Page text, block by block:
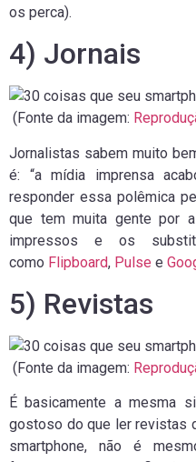
os perca).
4) Jornais
(Fonte da imagem:
Jornalistas sabem muito
é: “a mídia imprensa
responder essa polêmica
que tem muita gente por
impressos e os
como Flipboard, Pulse e
5) Revistas
(Fonte da imagem:
É basicamente a mesma
gostoso do que ler revistas
smartphone, não é